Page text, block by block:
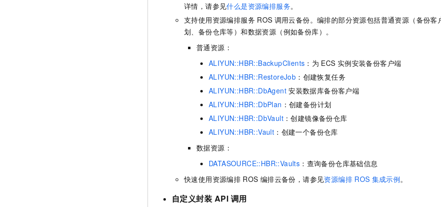
详情，请参见什么是资源编排服务。
支持使用资源编排服务 ROS 调用云备份。编排的部分资源包括普通资源（备份
划、备份仓库等）和数据资源（例如备份库）。
普通资源：
ALIYUN::HBR::BackupClients ：为 ECS 实例安装备份客户端
ALIYUN::HBR::RestoreJob ：创建恢复任务
ALIYUN::HBR::DbAgent 安装数据库备份客户端
ALIYUN::HBR::DbPlan ：创建备份计划
ALIYUN::HBR::DbVault ：创建镜像备份仓库
ALIYUN::HBR::Vault ：创建一个备份仓库
数据资源：
DATASOURCE::HBR::Vaults ：查询备份仓库基础信息
快速使用资源编排 ROS 编排云备份 ，请参见资源编排 ROS 集成示例。
自定义封装 API 调用